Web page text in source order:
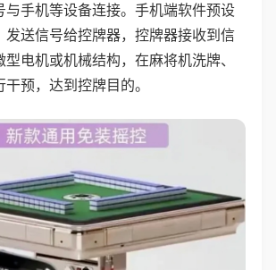
与手机等设备连接。手机端软件预设
发送信号给控牌器，控牌器接收到信
电机或机械结构，在麻将机洗牌、
预，达到控牌目的。